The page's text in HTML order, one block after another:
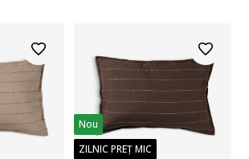
Nou
ZILNIC PREȚ MIC